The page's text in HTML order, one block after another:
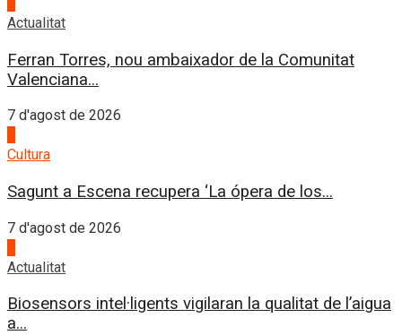
Actualitat
Ferran Torres, nou ambaixador de la Comunitat
Valenciana...
7 d'agost de 2026
Cultura
Sagunt a Escena recupera ‘La ópera de los...
7 d'agost de 2026
Actualitat
Biosensors intel·ligents vigilaran la qualitat de l’aigua
a...